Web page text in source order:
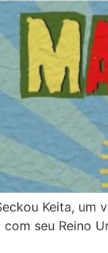
Keita,
seu Reino